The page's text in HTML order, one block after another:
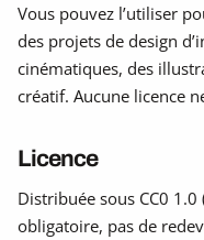
Vous pouvez l’utiliser
des projets de design
cinématiques, des
créatif. Aucune licence
Licence
Distribuée sous CC0
obligatoire, pas de